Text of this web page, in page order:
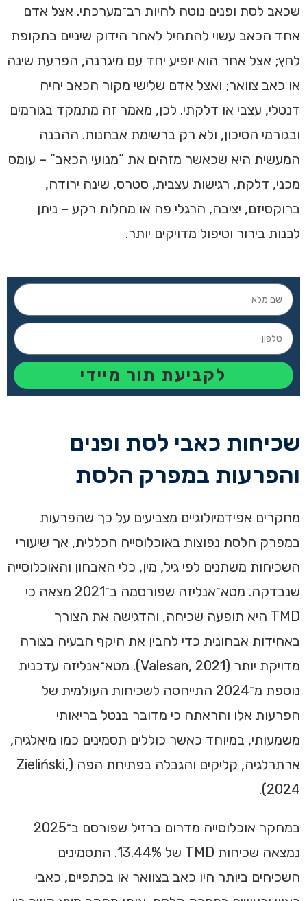
שכאב לסת ופנים נוטה להיות רב־מערכתי. אצל אדם
אחד הכאב עשוי להתחיל לאחר הידוק שיניים בתקופת
לחץ; אצל אחר הוא יופיע יחד עם מיגרנה, הפרעת שינה
או כאב צוואר; ואצל אדם שלישי מקור הכאב יהיה
דנטלי, עצבי או דלקתי. לכן, מאמר זה מתמקד בגורמים
ובגורמי הסיכון, ולא רק ברשימת אבחנות. ההבנה
המעשית היא שכאשר מזהים את “מנועי הכאב” – עומס
מכני, דלקת, רגישות עצבית, סטרס, שינה ירודה,
ברוקסיזם, יציבה, הרגלי פה או מחלות רקע – ניתן
לבנות בירור וטיפול מדויקים יותר.
לקביעת תור מיידי
שכיחות כאבי לסת ופנים
והפרעות במפרק הלסת
מחקרים אפידמיולוגיים מצביעים על כך שהפרעות
במפרק הלסת נפוצות באוכלוסייה הכללית, אך שיעורי
השכיחות משתנים לפי גיל, מין, כלי האבחון והאוכלוסייה
שנבדקה. מטא־אנליזה שפורסמה ב־2021 מצאה כי
TMD היא תופעה שכיחה, והדגישה את הצורך
באחידות אבחונית כדי להבין את היקף הבעיה בצורה
מדויקת יותר (Valesan, 2021). מטא־אנליזה עדכנית
נוספת מ־2024 התייחסה לשכיחות העולמית של
הפרעות אלו והראתה כי מדובר בנטל בריאותי
משמעותי, במיוחד כאשר כוללים תסמינים כמו מיאלגיה,
ארתרלגיה, קליקים והגבלה בפתיחת הפה (Zieliński,
2024).
במחקר אוכלוסייה מדרום ברזיל שפורסם ב־2025
נמצאה שכיחות TMD של 13.44%. התסמינים
השכיחים ביותר היו כאב בצוואר או בכתפיים, כאבי